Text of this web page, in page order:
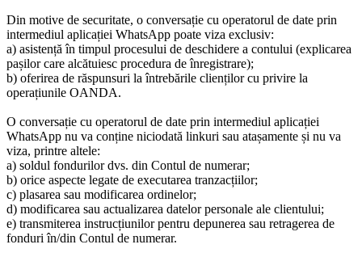
Din motive de securitate, o conversație cu operatorul de date prin
intermediul aplicației WhatsApp poate viza exclusiv:
a) asistență în timpul procesului de deschidere a contului (explicarea
pașilor care alcătuiesc procedura de înregistrare);
b) oferirea de răspunsuri la întrebările clienților cu privire la
operațiunile OANDA.
O conversație cu operatorul de date prin intermediul aplicației
WhatsApp nu va conține niciodată linkuri sau atașamente și nu va
viza, printre altele:
a) soldul fondurilor dvs. din Contul de numerar;
b) orice aspecte legate de executarea tranzacțiilor;
c) plasarea sau modificarea ordinelor;
d) modificarea sau actualizarea datelor personale ale clientului;
e) transmiterea instrucțiunilor pentru depunerea sau retragerea de
fonduri în/din Contul de numerar.